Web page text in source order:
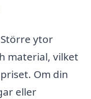
Större ytor
material, vilket
Om din
eller